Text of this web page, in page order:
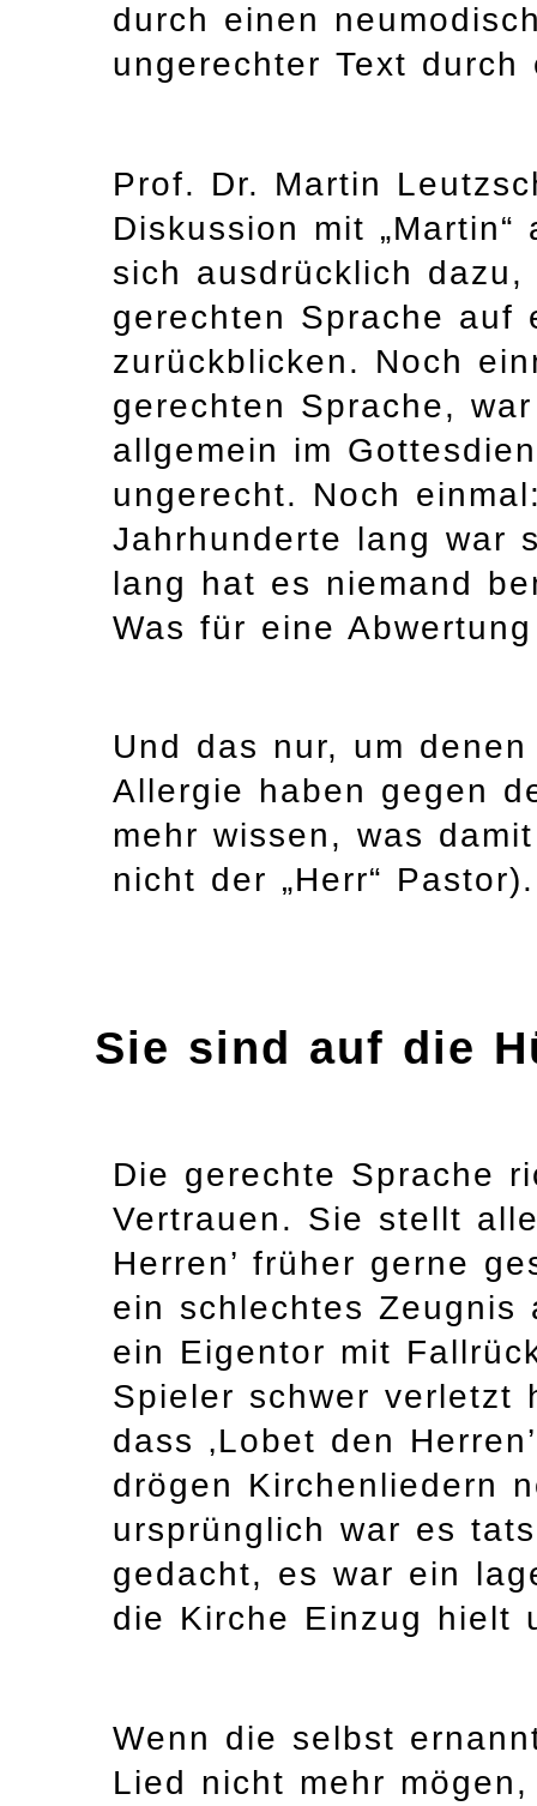
durch einen
ungerechter Text
Prof. Dr. Martin
Diskussion mit
sich ausdrücklich
gerechten Sprache auf
zurückblicken. Noch
gerechten Sprache,
allgemein im
ungerecht. Noch
Jahrhunderte lang war
lang hat es niemand
Was für eine
Und das nur, um
Allergie haben gegen
mehr wissen, was
nicht der „Herr“ Pastor).
Sie sind auf die
Die gerechte Sprache
Vertrauen. Sie stellt
Herren’ früher gerne
ein schlechtes
ein Eigentor mit
Spieler schwer verletzt
dass ‚Lobet den
drögen Kirchenliedern
ursprünglich war es
gedacht, es war ein
die Kirche Einzug hielt
Wenn die selbst
Lied nicht mehr